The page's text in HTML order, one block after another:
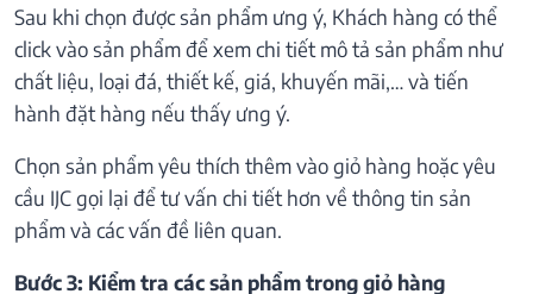
Sau khi chọn được sản phẩm ưng ý, Khách hàng có thể
click vào sản phẩm để xem chi tiết mô tả sản phẩm như
chất liệu, loại đá, thiết kế, giá, khuyến mãi,… và tiến
hành đặt hàng nếu thấy ưng ý.
Chọn sản phẩm yêu thích thêm vào giỏ hàng hoặc yêu
cầu IJC gọi lại để tư vấn chi tiết hơn về thông tin sản
phẩm và các vấn đề liên quan.
Bước 3: Kiểm tra các sản phẩm trong giỏ hàng